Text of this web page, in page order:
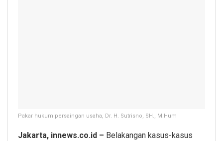
Pakar hukum persaingan usaha, Dr. H. Sutrisno, SH., M.Hum
Jakarta, innews.co.id – Belakangan kasus-kasus